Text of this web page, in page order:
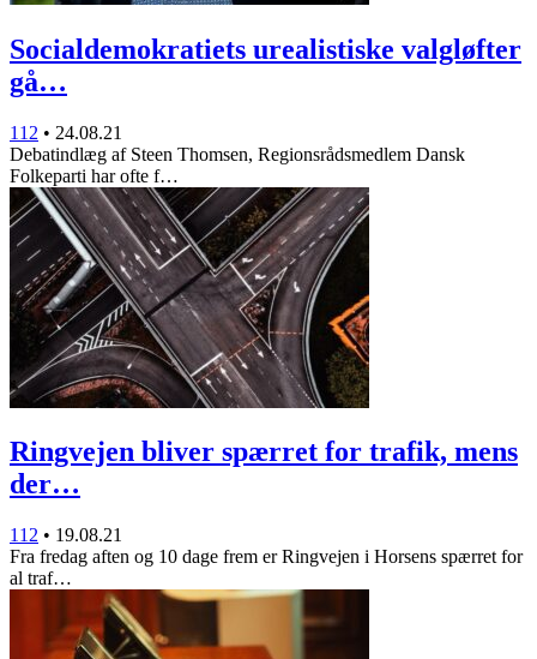
Socialdemokratiets urealistiske valgløfter
gå…
112 • 24.08.21
Debatindlæg af Steen Thomsen, Regionsrådsmedlem Dansk
Folkeparti har ofte f…
Ringvejen bliver spærret for trafik, mens
der…
112 • 19.08.21
Fra fredag aften og 10 dage frem er Ringvejen i Horsens spærret for
al traf…